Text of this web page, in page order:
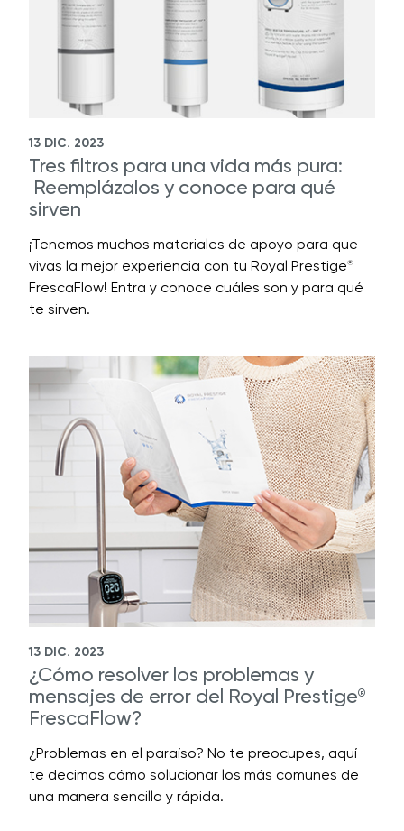
13 DIC. 2023
Tres filtros para una vida más pura:
Reemplázalos y conoce para qué
sirven
¡Tenemos muchos materiales de apoyo para que
vivas la mejor experiencia con tu Royal Prestige®
FrescaFlow! Entra y conoce cuáles son y para qué
te sirven.
13 DIC. 2023
¿Cómo resolver los problemas y
mensajes de error del Royal Prestige®
FrescaFlow?
¿Problemas en el paraíso? No te preocupes, aquí
te decimos cómo solucionar los más comunes de
una manera sencilla y rápida.